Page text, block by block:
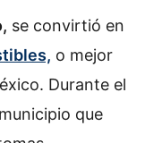
se convirtió en
o mejor
Durante el
que